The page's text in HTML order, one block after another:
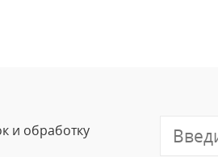
и обработку